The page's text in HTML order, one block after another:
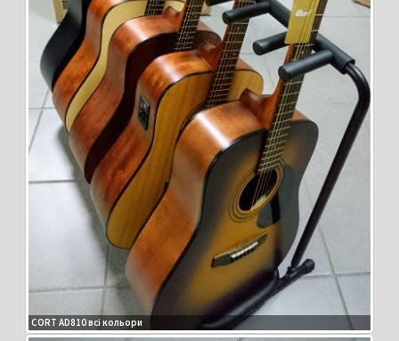
CORT AD810 всі кольори